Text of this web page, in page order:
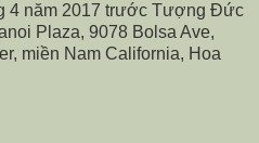
4 năm 2017 trước Tượng Đức
Plaza, 9078 Bolsa Ave,
miền Nam California, Hoa